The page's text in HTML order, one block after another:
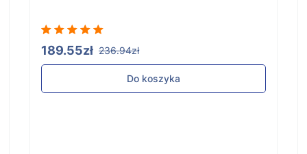
189.55zł 236.94zł
Do koszyka